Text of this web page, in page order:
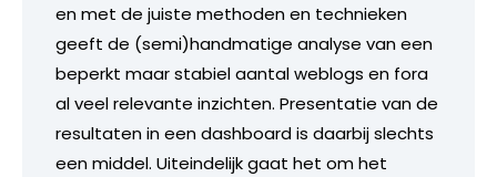
en met de juiste methoden en technieken
geeft de (semi)handmatige analyse van een
beperkt maar stabiel aantal weblogs en fora
al veel relevante inzichten. Presentatie van de
resultaten in een dashboard is daarbij slechts
een middel. Uiteindelijk gaat het om het